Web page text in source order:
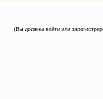
(Вы должны войти или